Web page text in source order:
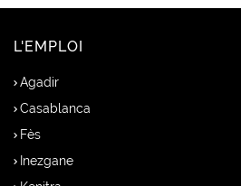
L'EMPLOI
Agadir
Casablanca
Fès
Inezgane